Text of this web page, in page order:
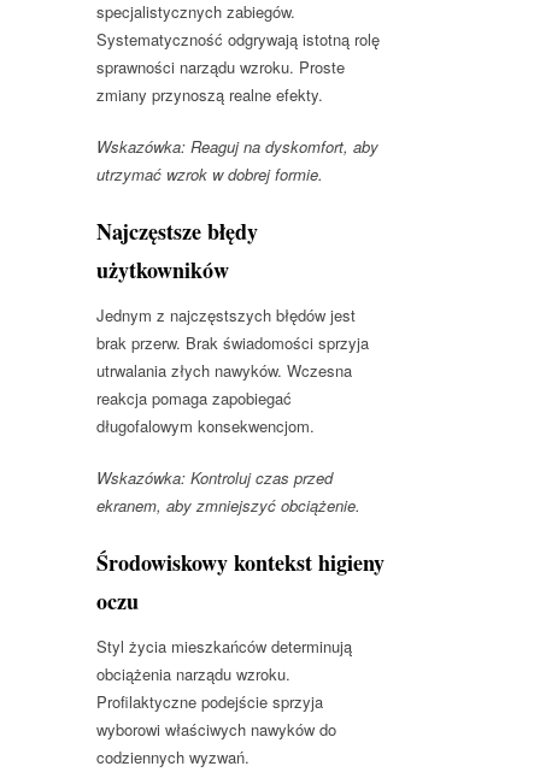
specjalistycznych zabiegów.
Systematyczność odgrywają istotną rolę
sprawności narządu wzroku. Proste
zmiany przynoszą realne efekty.
Wskazówka: Reaguj na dyskomfort, aby
utrzymać wzrok w dobrej formie.
Najczęstsze błędy
użytkowników
Jednym z najczęstszych błędów jest
brak przerw. Brak świadomości sprzyja
utrwalania złych nawyków. Wczesna
reakcja pomaga zapobiegać
długofalowym konsekwencjom.
Wskazówka: Kontroluj czas przed
ekranem, aby zmniejszyć obciążenie.
Środowiskowy kontekst higieny
oczu
Styl życia mieszkańców determinują
obciążenia narządu wzroku.
Profilaktyczne podejście sprzyja
wyborowi właściwych nawyków do
codziennych wyzwań.